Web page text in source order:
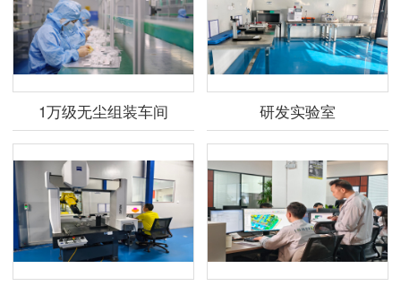
1万级无尘组装车间 研发实验室